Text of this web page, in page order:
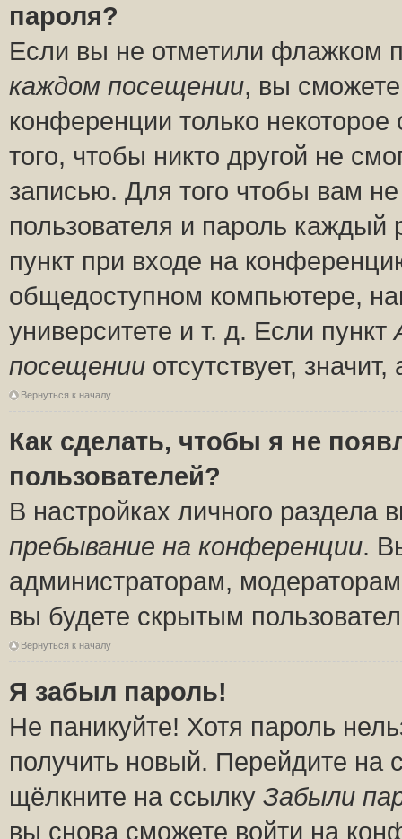
пароля?
Если вы не отметили флажком
каждом посещении, вы
конференции только
того, чтобы никто другой не
записью. Для того чтобы вам
пользователя и пароль
пункт при входе на
общедоступном компьютере,
университете и т. д. Если пункт
посещении отсутствует,
Вернуться к началу
Как сделать, чтобы я не
пользователей?
В настройках личного
пребывание на конференции.
администраторам,
вы будете скрытым
Вернуться к началу
Я забыл пароль!
Не паникуйте! Хотя пароль
получить новый. Перейдите на
щёлкните на ссылку Забыли
вы снова сможете войти на